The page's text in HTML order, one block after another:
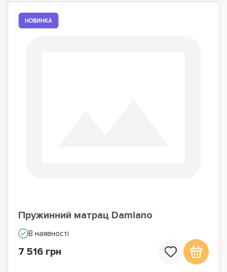
Пружинний матрац Damiano
В наявності
7 516 грн